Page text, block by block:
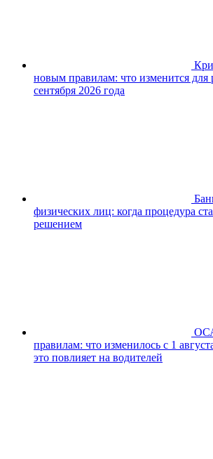
новым правилам: что изменится для
сентября 2026 года
физических лиц: когда процедура
решением
правилам: что изменилось с 1
это повлияет на водителей